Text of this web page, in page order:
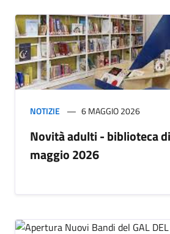
NOTIZIE 6 MAGGIO 2026
Novità adulti - biblioteca
maggio 2026